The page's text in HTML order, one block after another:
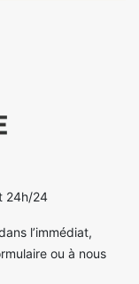
24h/24
l’immédiat,
ou à nous